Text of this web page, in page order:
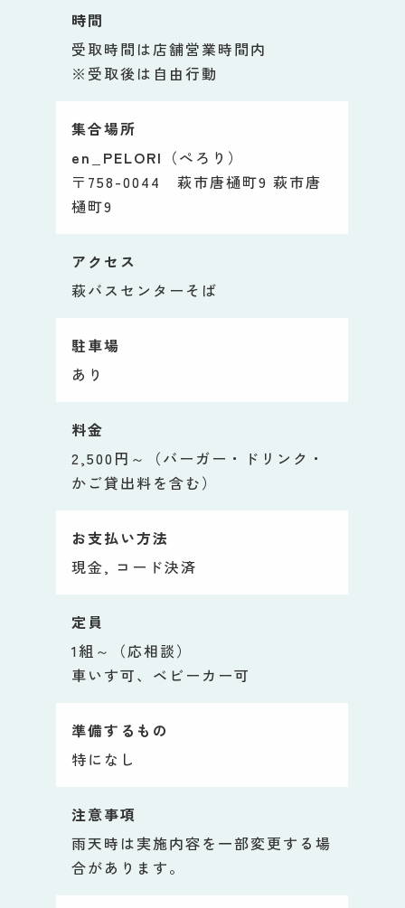
時間
受取時間は店舗営業時間内
※受取後は自由行動
集合場所
en_PELORI （ぺろり）
〒758-0044 萩市唐樋町9 萩市唐
樋町9
アクセス
萩バスセンターそば
駐車場
あり
料金
2,500円～（バーガー・ドリンク・
かご貸出料を含む）
お支払い方法
現金, コード決済
定員
1組～（応相談）
車いす可、ベビーカー可
準備するもの
特になし
注意事項
雨天時は実施内容を一部変更する場
合があります。